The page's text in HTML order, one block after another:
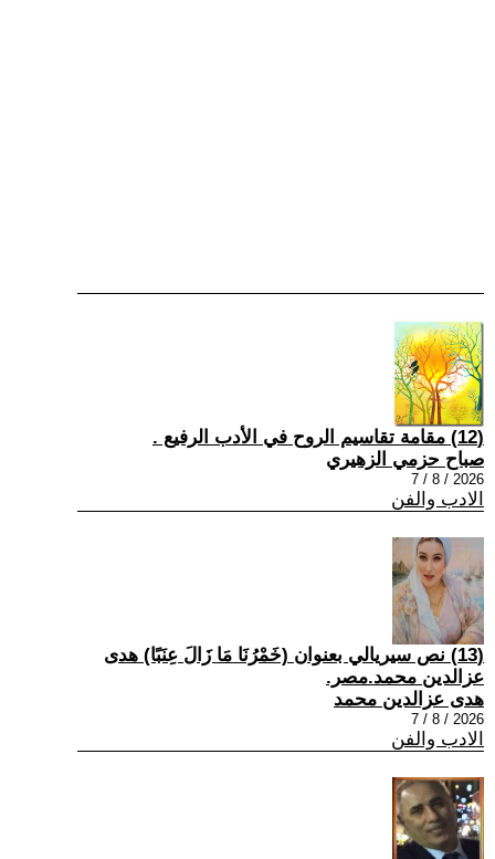
(12) مقامة تقاسيم الروح في الأدب الرفيع .
صباح حزمي الزهيري
2026 / 8 / 7
الادب والفن
(13) نص سيريالي بعنوان (خَمْرُنَا مَا زَالَ عِنَبًا) هدى
عزالدين محمد.مصر.
هدى عزالدين محمد
2026 / 8 / 7
الادب والفن